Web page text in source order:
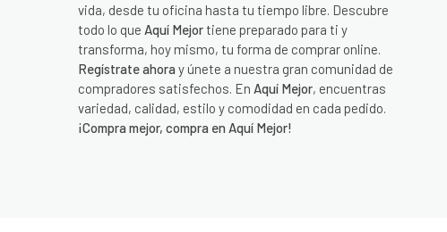
vida, desde tu oficina hasta tu tiempo libre. Descubre
todo lo que Aquí Mejortiene preparado para ti y
transforma, hoy mismo, tu forma de comprar online.
Regístrate ahora y únete a nuestra gran comunidad de
compradores satisfechos. En Aquí Mejor, encuentras
variedad, calidad, estilo y comodidad en cada pedido.
¡Compra mejor, compra en Aquí Mejor!